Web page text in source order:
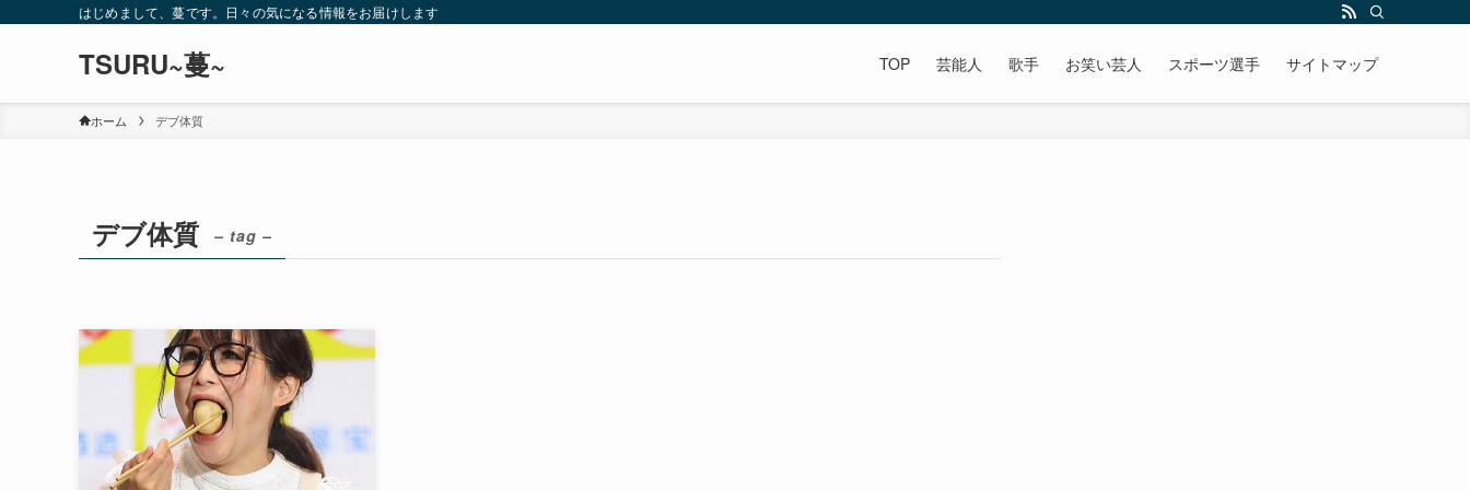
はじめまして、蔓です。日々の気になる情報をお届けします
TSURU~蔓~ TOP 芸能人 歌手 お笑い芸人 スポーツ選手 サイトマップ
ホーム デブ体質
デブ体質 – tag –